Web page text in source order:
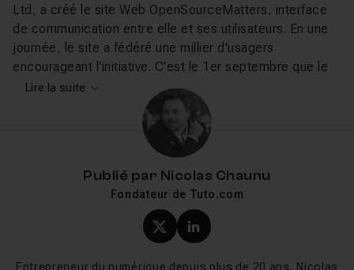
Ltd, a créé le site Web OpenSourceMatters, interface
de communication entre elle et ses utilisateurs. En une
journée, le site a fédéré une millier d'usagers
encourageant l'initiative. C'est le 1er septembre que le
« fork » de Mambo devient Joomla!, orthographe
anglaise d'un terme arabe signifiant « tous ensemble »
ou encore « dans son ensemble ». Le 7 septembre
2005, l'équipe de Joomla! fait appel à la communauté
afin de trouver un logo adéquat; le communauté
propose, vote, et l'équipe de développement annonce
son choix le 22 septembre de la même année. Le 2
octobre enfin sont publiées des lignes directrices de
marque, un manuel, des logos-type et tout un ensemble
Lire la suite
Publié par Nicolas Chaunu
Fondateur de Tuto.com
Profil X (twitter) de
Profil LinkedIn de
Entrepreneur du numérique depuis plus de 20 ans, Nicolas